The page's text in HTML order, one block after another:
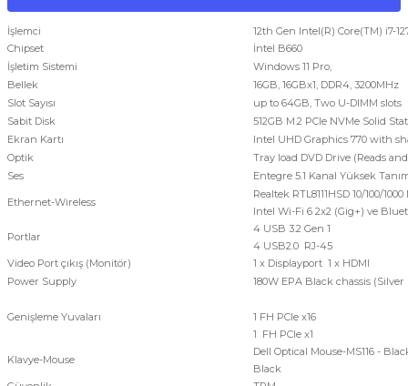
İşlemci
12th Gen Intel(R) Core(TM) i7-
Chipset
İntel B660
İşletim Sistemi
Windows 11 Pro,
Bellek
16GB, 16GBx1, DDR4, 3200MHz
Slot Sayısı
up to 64GB, Two U-DIMM slots
Sabit Disk
512GB M.2 PCIe NVMe Solid
Ekran Kartı
Intel UHD Graphics 770 with
Optik
Tray load DVD Drive (Reads
Ses
Entegre 5.1 Kanal Yüksek
Ethernet-Wireless
Realtek RTL8111HSD 10/100/
Intel Wi-Fi 6 2x2 (Gig+) ve
Portlar
4 USB 3.2 Gen 1
4 USB2.0 RJ-45
Video Port çıkış (Monitör)
1 x Displayport 1 x HDMI
Power Supply
180W EPA Black chassis
Genişleme Yuvaları
1 FH PCIe x16
1 FH PCIe x1
Klavye-Mouse
Dell Optical Mouse-MS116 -
Black